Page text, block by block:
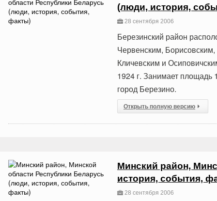
(люди, история,
28 сентября 2006
Березинский район
Червенским,
Кличевским и
1924 г. Занимает площадь
город Березино.
Открыть полную версию
Минский район,
история, события,
28 сентября 2006